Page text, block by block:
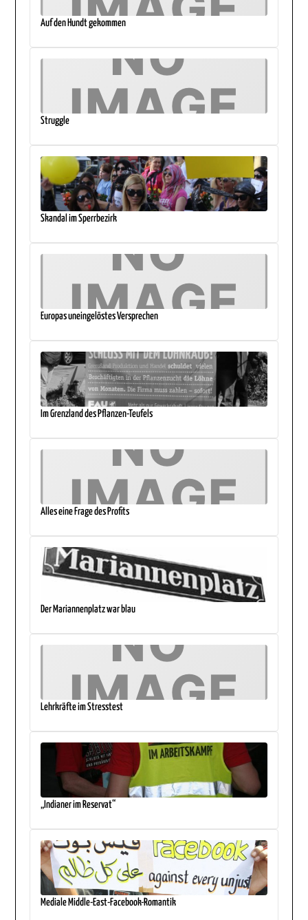
Auf den Hundt gekommen
Struggle
Skandal im Sperrbezirk
Europas uneingelöstes Versprechen
Im Grenzland des Pflanzen-Teufels
Alles eine Frage des Profits
Der Mariannenplatz war blau
Lehrkräfte im Stresstest
„Indianer im Reservat“
Mediale Middle-East-Facebook-Romantik